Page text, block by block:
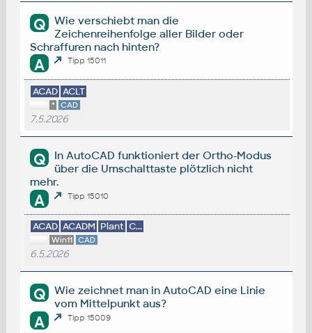
Q
Wie verschiebt man die
Zeichenreihenfolge aller Bilder oder
Schraffuren nach hinten?
A Tipp 15011
ACAD ACLT
* CAD
7.5.2026
Q
In AutoCAD funktioniert der Ortho-Modus
über die Umschalttaste plötzlich nicht
mehr.
A Tipp 15010
ACAD ACADM Plant C...
Win11 CAD
6.5.2026
Q
Wie zeichnet man in AutoCAD eine Linie
vom Mittelpunkt aus?
A Tipp 15009